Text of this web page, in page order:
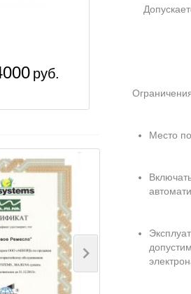
руб.
Next
Допускается
Место